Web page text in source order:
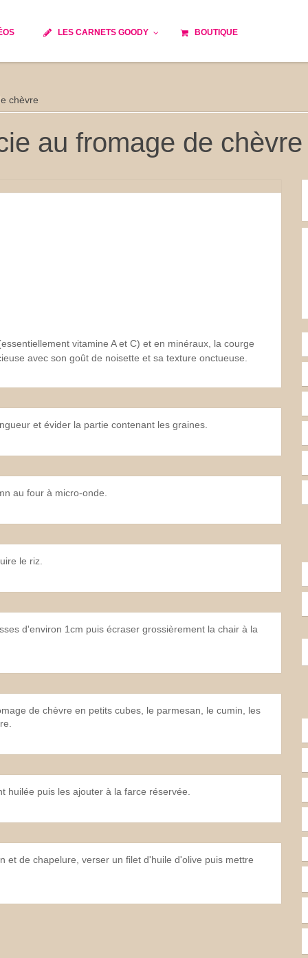
française traditionnelle Repas musculation
LES CARNETS GOODY
Spécialité culinaire
Les astuces Goody
BOUTIQUE
chèvre
au fromage de chèvre
vitamine A et C) et en minéraux, la courge
avec son goût de noisette et sa texture onctueuse.
et évider la partie contenant les graines.
au four à micro-onde.
le riz.
d'environ 1cm puis écraser grossièrement la chair à la
de chèvre en petits cubes, le parmesan, le cumin, les
huilée puis les ajouter à la farce réservée.
et de chapelure, verser un filet d'huile d'olive puis mettre